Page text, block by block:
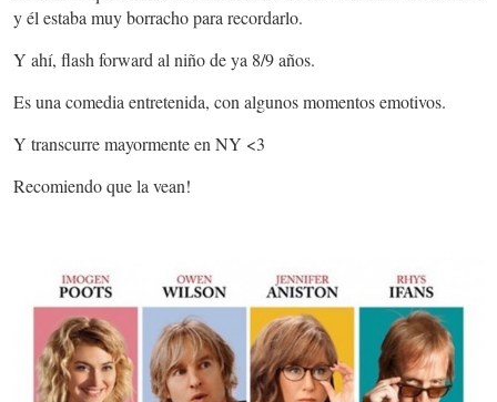
y él estaba muy borracho para recordarlo.
Y ahí, flash forward al niño de ya 8/9 años.
Es una comedia entretenida, con algunos momentos emotivos.
Y transcurre mayormente en NY <3
Recomiendo que la vean!